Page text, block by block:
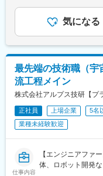
言語：JavaScript
Scala、Kotlin、Swift
DB：SQLServer、
OS：Windows
FW：Vue.js、
Flutter、Laravel
インフラ：AWS、
PC：Windows、
工程：要件定義、
後運用改善
■スキルアップ／魅力
・身につけたい技
5万円程度／資格ご
開発実務に追われ
揮し、市場価値を
■具体的な業務内容
・顧客との要件定
・プロジェクト計
・開発メンバーの
・各種レビュー（
・若手エンジニアの
※ご経験や志向に
またはテックリー
■プロジェクト例
・大手通信企業の
・中古車販売事業
・大手SIerの基幹シ
上実績に合わせた
給41.5万円／年収
選考を通じて上下
含めた表記です。
気になる
最先端の技術職（宇
流工程メイン
株式会社アルプス技研【プ
正社員 上場企業 5名
業種未経験歓迎
仕事内容
【エンジニアファ
体、ロボット開発